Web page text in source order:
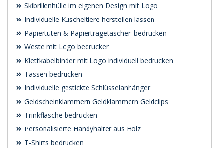
Skibrillenhülle im eigenen Design mit Logo
Individuelle Kuscheltiere herstellen lassen
Papiertüten & Papiertragetaschen bedrucken
Weste mit Logo bedrucken
Klettkabelbinder mit Logo individuell bedrucken
Tassen bedrucken
Individuelle gestickte Schlüsselanhänger
Geldscheinklammern Geldklammern Geldclips
Trinkflasche bedrucken
Personalisierte Handyhalter aus Holz
T-Shirts bedrucken